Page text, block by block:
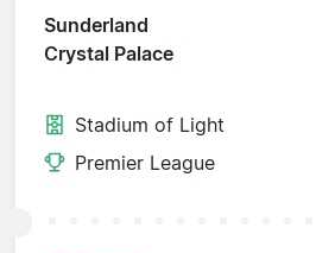
Sunderland
Crystal Palace
Stadium of Light
Premier League